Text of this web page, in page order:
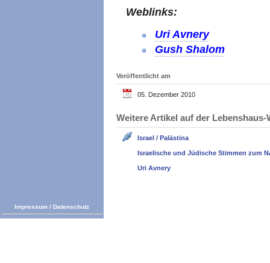
Weblinks:
Uri Avnery
Gush Shalom
Veröffentlicht am
05. Dezember 2010
Weitere Artikel auf der
Israel / Palästina
Israelische und Jüdische Stimmen zum
Uri Avnery
Impressum / Datenschutz